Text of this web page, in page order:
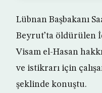
Lübnan Başbakanı
Beyrut’ta öldürülen
Visam el-Hasan
ve istikrarı için
şeklinde konuştu.